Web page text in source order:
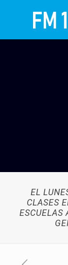
EL
CLASES
ESCUELAS